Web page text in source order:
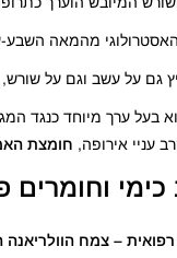
האסטרולוגי מהמאה
​​גם על עשב וגם על שורש,
בעל ערך מיוחד כנגד
עניי אירופה, חומצת
וחומרים
רפואית – צמח